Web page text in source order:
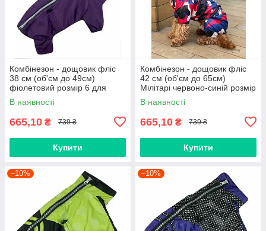
Комбінезон - дощовик фліс
38 см (об'єм до 49см)
фіолетовий розмір 6 для
собак S
В наявності
665,10 ₴ 739 ₴
Купити
Комбінезон - дощовик фліс
42 см (об'єм до 65см)
Мілітарі червоно-синій розмір
7 для собак M
В наявності
665,10 ₴ 739 ₴
Купити
–10% –10%